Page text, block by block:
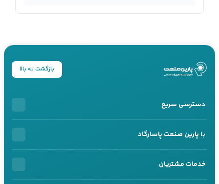
بازگشت به بالا
دسترسی سریع
محصولات اقساطی
خرید سازمانی
با پارین صنعت پاسارگاد
تماس با ما
خدمات مشتریان